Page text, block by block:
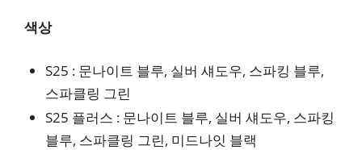
색상
S25 : 문나이트 블루, 실버 섀도우, 스파킹 블루,
스파클링 그린
S25 플러스 : 문나이트 블루, 실버 섀도우, 스파킹
블루, 스파클링 그린, 미드나잇 블랙